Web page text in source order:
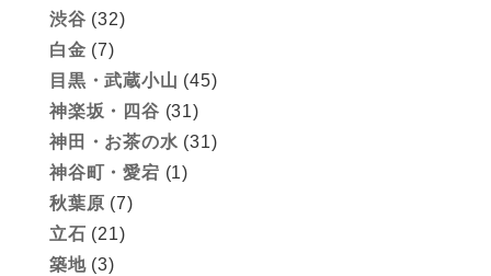
渋谷 (32)
白金 (7)
目黒・武蔵小山 (45)
神楽坂・四谷 (31)
神田・お茶の水 (31)
神谷町・愛宕 (1)
秋葉原 (7)
立石 (21)
築地(3)